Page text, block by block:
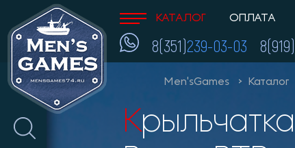
КАТАЛОГ ОПЛАТА
8(351)239-03-03 8(919)
Men'sGames Каталог
Крыльчатка первой ступени для электронасоса